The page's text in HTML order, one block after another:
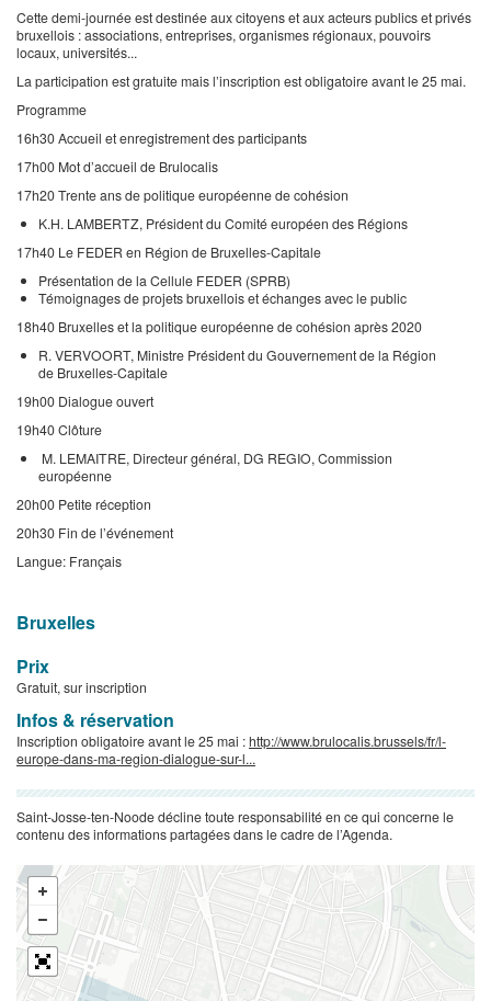
Cette demi-journée est destinée aux citoyens et aux acteurs publics et privés
bruxellois : associations, entreprises, organismes régionaux, pouvoirs
locaux, universités...
La participation est gratuite mais l’inscription est obligatoire avant le 25 mai.
Programme
16h30 Accueil et enregistrement des participants
17h00 Mot d’accueil de Brulocalis
17h20 Trente ans de politique européenne de cohésion
K.H. LAMBERTZ, Président du Comité européen des Régions
17h40 Le FEDER en Région de Bruxelles-Capitale
Présentation de la Cellule FEDER (SPRB)
Témoignages de projets bruxellois et échanges avec le public
18h40 Bruxelles et la politique européenne de cohésion après 2020
R. VERVOORT, Ministre Président du Gouvernement de la Région
de Bruxelles-Capitale
19h00 Dialogue ouvert
19h40 Clôture
M. LEMAITRE, Directeur général, DG REGIO, Commission
européenne
20h00 Petite réception
20h30 Fin de l’événement
Langue: Français
Bruxelles
Prix
Gratuit, sur inscription
Infos & réservation
Inscription obligatoire avant le 25 mai :http://www.brulocalis.brussels/fr/l-
europe-dans-ma-region-dialogue-sur-l...
Saint-Josse-ten-Noode décline toute responsabilité en ce qui concerne le
contenu des informations partagées dans le cadre de l’Agenda.